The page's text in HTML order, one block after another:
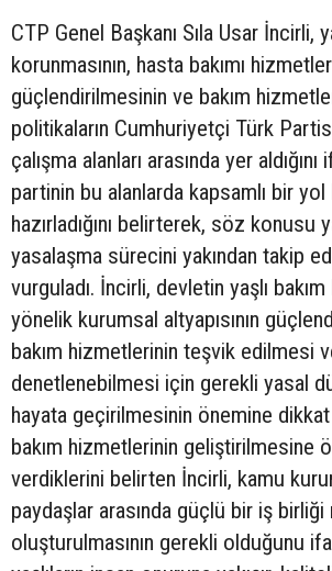
CTP Genel Başkanı Sıla Usar İncirli,
korunmasının, hasta bakımı
güçlendirilmesinin ve bakım
politikaların Cumhuriyetçi Türk
çalışma alanları arasında yer
partinin bu alanlarda kapsamlı bir yol
hazırladığını belirterek, söz konusu
yasalaşma sürecini yakından takip
vurguladı. İncirli, devletin yaşlı
yönelik kurumsal altyapısının
bakım hizmetlerinin teşvik edilmesi
denetlenebilmesi için gerekli yasal
hayata geçirilmesinin önemine
bakım hizmetlerinin geliştirilmesine
verdiklerini belirten İncirli, kamu
paydaşlar arasında güçlü bir iş birliği
oluşturulmasının gerekli olduğunu